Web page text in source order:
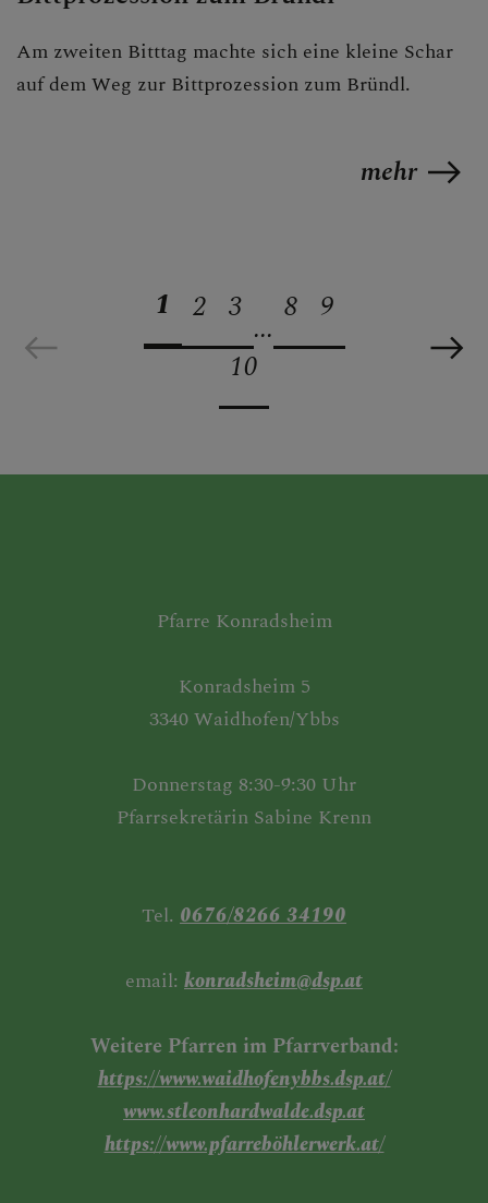
Am zweiten Bitttag machte sich eine kleine Schar
auf dem Weg zur Bittprozession zum Bründl.
mehr
1 2 3
...
8 9
10
Pfarre Konradsheim
Konradsheim 5
3340 Waidhofen/Ybbs
Donnerstag 8:30-9:30 Uhr
Pfarrsekretärin Sabine Krenn
Tel. 0676/8266 34190
email: konradsheim@dsp.at
Weitere Pfarren im Pfarrverband:
https://www.waidhofenybbs.dsp.at/
www.stleonhardwalde.dsp.at
https://www.pfarreböhlerwerk.at/